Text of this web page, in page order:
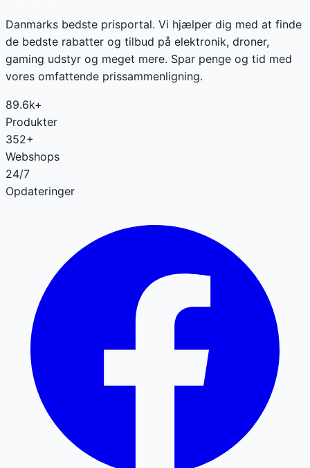
Danmarks bedste prisportal. Vi hjælper dig med at finde
de bedste rabatter og tilbud på elektronik, droner,
gaming udstyr og meget mere. Spar penge og tid med
vores omfattende prissammenligning.
89.6k+
Produkter
352+
Webshops
24/7
Opdateringer